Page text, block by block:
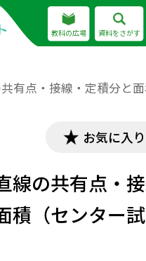
教科の広場 資料をさがす
有点・接線・定積分と
お気に入
線の共有点・接
積（センター